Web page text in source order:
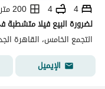
4
4
200 متر مربع
لضرورة البيع فيلا
التجمع الخامس، القاهرة
الإيميل